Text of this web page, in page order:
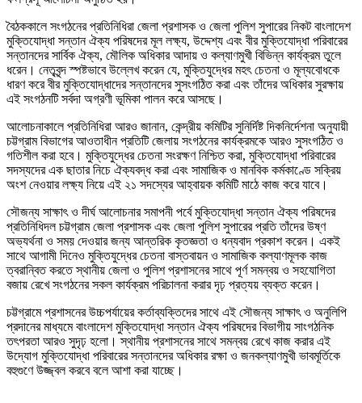
বৈঠককালে সংগঠনের প্রতিনিধিরা জেলা প্রশাসক ও জেলা পুলিশ সুপারের নিকট বাংলাদেশ
মুক্তিযোদ্ধা সন্তান ঐক্য পরিষদের মূল লক্ষ্য, উদ্দেশ্য এবং বীর মুক্তিযোদ্ধা পরিবারের
সন্তানদের সার্বিক ঐক্য, মৌলিক অধিকার আদায় ও কল্যাণমুখী বিভিন্ন কার্যক্রম তুলে
ধরেন। নেতৃবৃন্দ স্পষ্টভাবে উল্লেখ করেন যে, মুক্তিযুদ্ধের মহৎ চেতনা ও মূল্যবোধকে
ধারণ করে বীর মুক্তিযোদ্ধাদের সন্তানদের সুসংগঠিত করা এবং তাঁদের অধিকার সুরক্ষায়
এই সংগঠনটি সর্বদা অগ্রণী ভূমিকা পালন করে আসছে।
আলোচনাকালে প্রতিনিধিরা আরও জানান, কেন্দ্রীয় কমিটির সুনির্দিষ্ট দিকনির্দেশনা অনুযায়ী
চট্টগ্রাম বিভাগের আওতাধীন প্রতিটি জেলায় সংগঠনের কার্যক্রমকে আরও সুসংগঠিত ও
গতিশীল করা হবে। মুক্তিযুদ্ধের চেতনা সংরক্ষণ নিশ্চিত করা, মুক্তিযোদ্ধা পরিবারের
সদস্যদের এক ছাতার নিচে ঐক্যবদ্ধ করা এবং সামাজিক ও মানবিক কর্মকাণ্ডে সক্রিয়
অংশ নেওয়ার লক্ষ্য নিয়ে এই ২১ সদস্যের আহ্বায়ক কমিটি মাঠে কাজ করে যাবে।
সৌজন্য সাক্ষাৎ ও দীর্ঘ আলোচনার সমাপনী পর্বে মুক্তিযোদ্ধা সন্তান ঐক্য পরিষদের
প্রতিনিধিদল চট্টগ্রাম জেলা প্রশাসক এবং জেলা পুলিশ সুপারের প্রতি তাঁদের উষ্ণ
অভ্যর্থনা ও সময় দেওয়ার জন্য আন্তরিক কৃতজ্ঞতা ও ধন্যবাদ প্রকাশ করেন। একই
সাথে আগামী দিনেও মুক্তিযুদ্ধের চেতনা বাস্তবায়ন ও সামাজিক কল্যাণমূলক কাজ
ত্বরান্বিত করতে স্থানীয় জেলা ও পুলিশ প্রশাসনের সাথে পূর্ণ সমন্বয় ও সহযোগিতা
বজায় রেখে সংগঠনের সকল কার্যক্রম পরিচালনা করার দৃঢ় প্রত্যয় ব্যক্ত করেন।
চট্টগ্রামে প্রশাসনের উচ্চপর্যায়ের কর্তাব্যক্তিদের সাথে এই সৌজন্য সাক্ষাৎ ও অনুলিপি
প্রদানের মাধ্যমে বাংলাদেশ মুক্তিযোদ্ধা সন্তান ঐক্য পরিষদের বিভাগীয় সাংগঠনিক
তৎপরতা আরও সুদৃঢ় হলো। স্থানীয় প্রশাসনের সাথে সমন্বয় রেখে কাজ করার এই
উদ্যোগ মুক্তিযোদ্ধা পরিবারের সন্তানদের অধিকার রক্ষা ও জনকল্যাণমুখী ভাবমূর্তিকে
বহুগুণে উজ্জ্বল করবে বলে আশা করা যাচ্ছে।